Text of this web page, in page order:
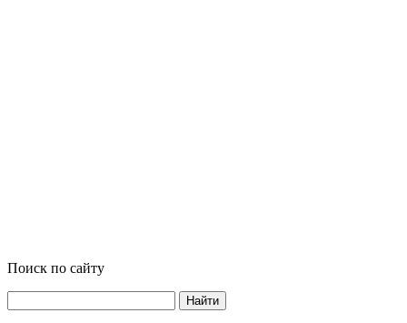
Поиск по сайту
Найти